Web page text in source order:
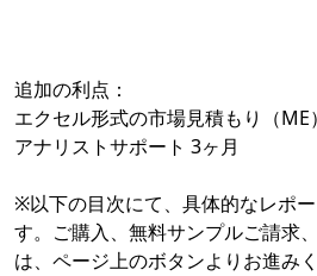
追加の利点：
エクセル形式の市場見積もり（ME
アナリストサポート 3ヶ月
※以下の目次にて、具体的なレポ
す。ご購入、無料サンプルご請求
は、ページ上のボタンよりお進みく